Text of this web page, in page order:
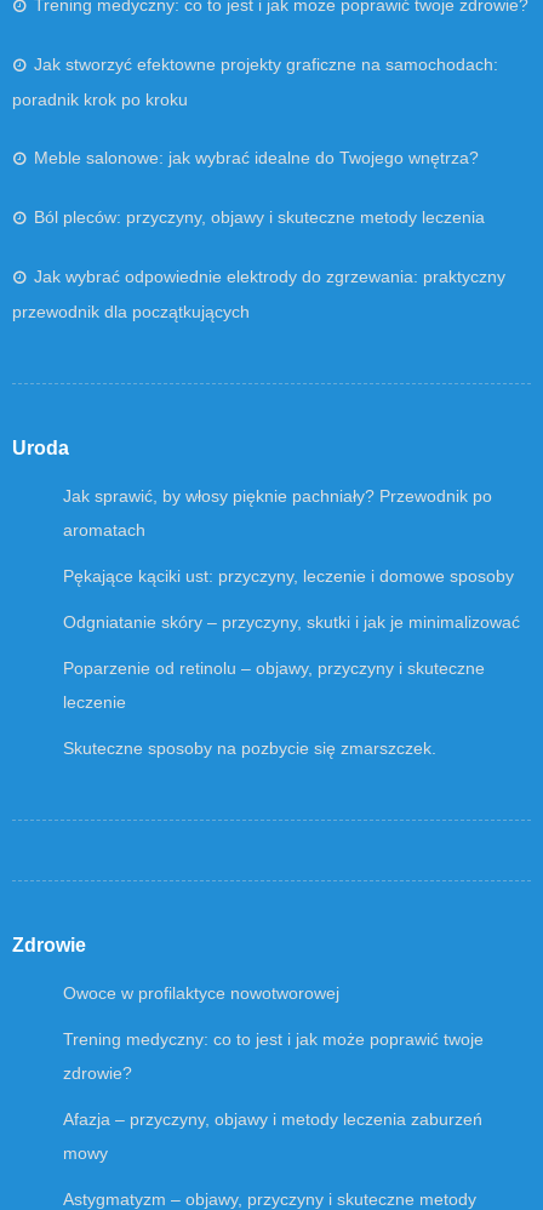
Trening medyczny: co to jest i jak może poprawić twoje zdrowie?
Jak stworzyć efektowne projekty graficzne na samochodach:
poradnik krok po kroku
Meble salonowe: jak wybrać idealne do Twojego wnętrza?
Ból pleców: przyczyny, objawy i skuteczne metody leczenia
Jak wybrać odpowiednie elektrody do zgrzewania: praktyczny
przewodnik dla początkujących
Uroda
Jak sprawić, by włosy pięknie pachniały? Przewodnik po
aromatach
Pękające kąciki ust: przyczyny, leczenie i domowe sposoby
Odgniatanie skóry – przyczyny, skutki i jak je minimalizować
Poparzenie od retinolu – objawy, przyczyny i skuteczne
leczenie
Skuteczne sposoby na pozbycie się zmarszczek.
Zdrowie
Owoce w profilaktyce nowotworowej
Trening medyczny: co to jest i jak może poprawić twoje
zdrowie?
Afazja – przyczyny, objawy i metody leczenia zaburzeń
mowy
Astygmatyzm – objawy, przyczyny i skuteczne metody